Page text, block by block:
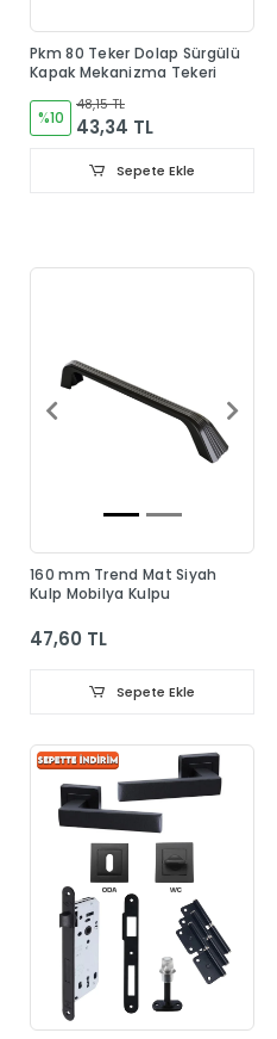
Pkm 80 Teker Dolap Sürgülü
Kapak Mekanizma Tekeri
%10
48,15 TL
43,34 TL
Sepete Ekle
160 mm Trend Mat Siyah
Kulp Mobilya Kulpu
47,60 TL
Sepete Ekle